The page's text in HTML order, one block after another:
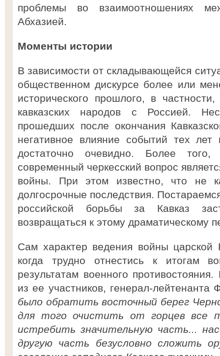
проблемы во взаимоотношениях
Абхазией.
Моменты истории
В зависимости от складывающейся
общественном дискурсе более или
исторического прошлого, в
кавказских народов с Россией.
прошедших после окончания
негативное влияние событий тех
достаточно очевидно. Более
современный черкесский вопрос
войны. При этом известно, что не
долгосрочные последствия.
российской борьбы за Кавказ
возвращаться к этому драматическому
Сам характер ведения войны царской
когда трудно отнестись к итогам
результатам военного
из ее участников, генерал-
было обратить восточный берег
для того очистить от горцев все
истребить значительную часть...
другую часть безусловно сложить